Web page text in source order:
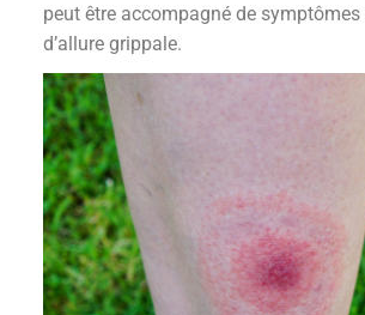
peut être accompagné de symptômes
d’allure grippale.